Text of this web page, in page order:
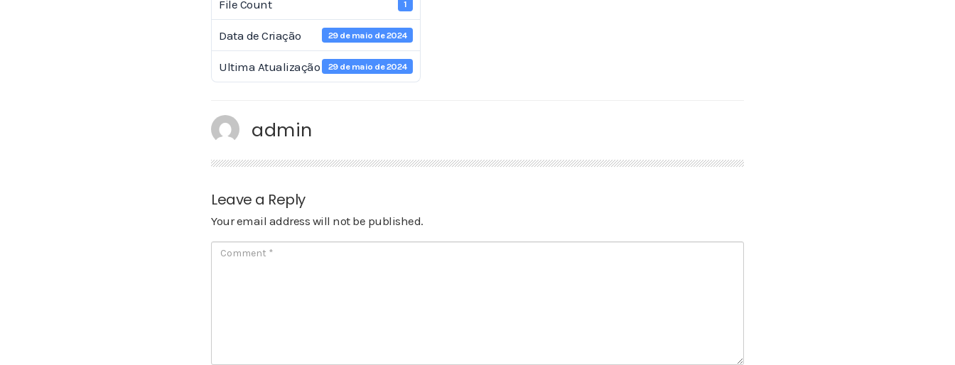
File Count 1
Data de Criação 29 de maio de 2024
Ultima Atualização 29 de maio de 2024
admin
Leave a Reply
Your email address will not be published.